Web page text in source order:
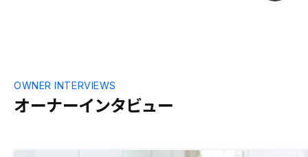
オーナーインタビュー
OWNER INTERVIEWS